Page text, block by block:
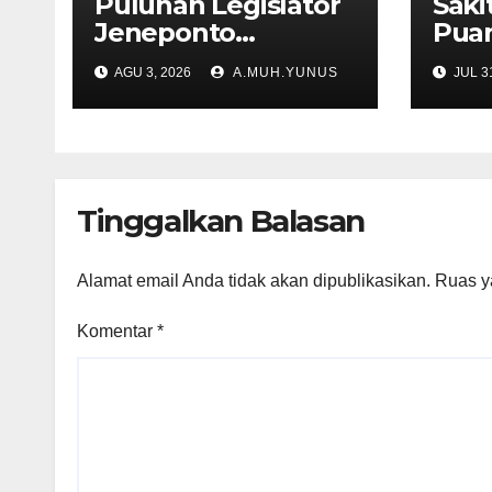
Jeneponto
Mengadu di Disdik
Sulsel
AGU 3, 2026 A.MUH.YUNUS JUL
Tinggalkan Balasan
Alamat email Anda tidak akan dipublikasikan. Ruas
Komentar *